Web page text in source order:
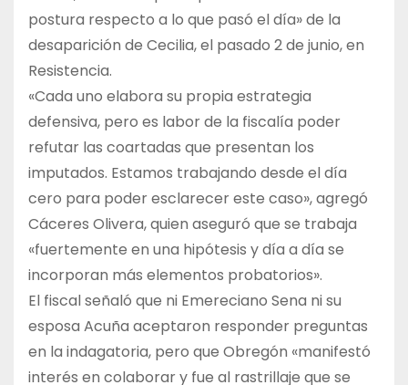
postura respecto a lo que pasó el día» de la
desaparición de Cecilia, el pasado 2 de junio, en
Resistencia.
«Cada uno elabora su propia estrategia
defensiva, pero es labor de la fiscalía poder
refutar las coartadas que presentan los
imputados. Estamos trabajando desde el día
cero para poder esclarecer este caso», agregó
Cáceres Olivera, quien aseguró que se trabaja
«fuertemente en una hipótesis y día a día se
incorporan más elementos probatorios».
El fiscal señaló que ni Emereciano Sena ni su
esposa Acuña aceptaron responder preguntas
en la indagatoria, pero que Obregón «manifestó
interés en colaborar y fue al rastrillaje que se